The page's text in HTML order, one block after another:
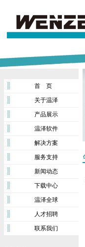
首 页
关于温泽
产品展示
温泽软件
解决方案
服务支持
新闻动态
下载中心
温泽全球
人才招聘
联系我们